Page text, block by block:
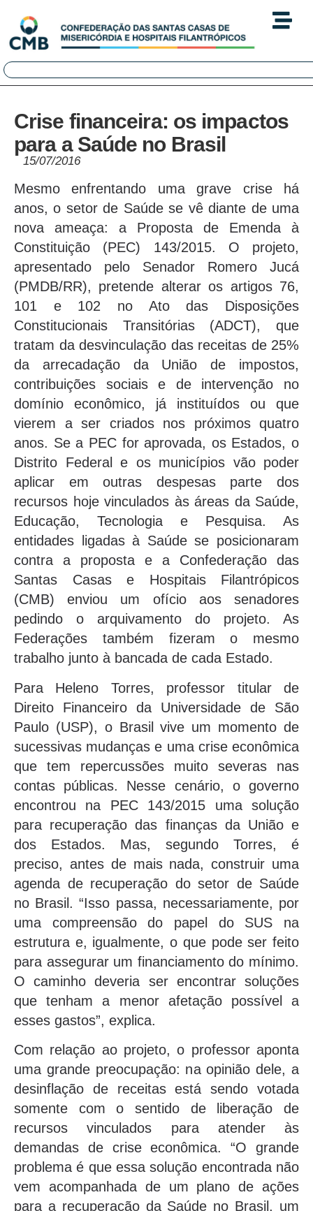
Crise financeira: os impactos
para a Saúde no Brasil
15/07/2016
Mesmo enfrentando uma grave crise há
anos, o setor de Saúde se vê diante de uma
nova ameaça: a Proposta de Emenda à
Constituição (PEC) 143/2015. O projeto,
apresentado pelo Senador Romero Jucá
(PMDB/RR), pretende alterar os artigos 76,
101 e 102 no Ato das Disposições
Constitucionais Transitórias (ADCT), que
tratam da desvinculação das receitas de 25%
da arrecadação da União de impostos,
contribuições sociais e de intervenção no
domínio econômico, já instituídos ou que
vierem a ser criados nos próximos quatro
anos. Se a PEC for aprovada, os Estados, o
Distrito Federal e os municípios vão poder
aplicar em outras despesas parte dos
recursos hoje vinculados às áreas da Saúde,
Educação, Tecnologia e Pesquisa. As
entidades ligadas à Saúde se posicionaram
contra a proposta e a Confederação das
Santas Casas e Hospitais Filantrópicos
(CMB) enviou um ofício aos senadores
pedindo o arquivamento do projeto. As
Federações também fizeram o mesmo
trabalho junto à bancada de cada Estado.
Para Heleno Torres, professor titular de
Direito Financeiro da Universidade de São
Paulo (USP), o Brasil vive um momento de
sucessivas mudanças e uma crise econômica
que tem repercussões muito severas nas
contas públicas. Nesse cenário, o governo
encontrou na PEC 143/2015 uma solução
para recuperação das finanças da União e
dos Estados. Mas, segundo Torres, é
preciso, antes de mais nada, construir uma
agenda de recuperação do setor de Saúde
no Brasil. “Isso passa, necessariamente, por
uma compreensão do papel do SUS na
estrutura e, igualmente, o que pode ser feito
para assegurar um financiamento do mínimo.
O caminho deveria ser encontrar soluções
que tenham a menor afetação possível a
esses gastos”, explica.
Com relação ao projeto, o professor aponta
uma grande preocupação: na opinião dele, a
desinflação de receitas está sendo votada
somente com o sentido de liberação de
recursos vinculados para atender às
demandas de crise econômica. “O grande
problema é que essa solução encontrada não
vem acompanhada de um plano de ações
para a recuperação da Saúde no Brasil, um